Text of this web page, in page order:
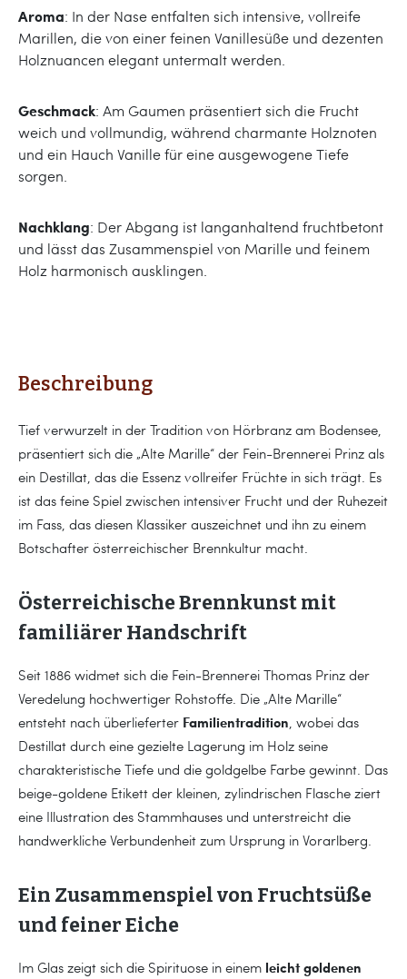
Aroma: In der Nase entfalten sich intensive, vollreife
Marillen, die von einer feinen Vanillesüße und dezenten
Holznuancen elegant untermalt werden.
Geschmack: Am Gaumen präsentiert sich die Frucht
weich und vollmundig, während charmante Holznoten
und ein Hauch Vanille für eine ausgewogene Tiefe
sorgen.
Nachklang: Der Abgang ist langanhaltend fruchtbetont
und lässt das Zusammenspiel von Marille und feinem
Holz harmonisch ausklingen.
Beschreibung
Tief verwurzelt in der Tradition von Hörbranz am Bodensee,
präsentiert sich die „Alte Marille“ der Fein-Brennerei Prinz als
ein Destillat, das die Essenz vollreifer Früchte in sich trägt. Es
ist das feine Spiel zwischen intensiver Frucht und der Ruhezeit
im Fass, das diesen Klassiker auszeichnet und ihn zu einem
Botschafter österreichischer Brennkultur macht.
Österreichische Brennkunst mit
familiärer Handschrift
Seit 1886 widmet sich die Fein-Brennerei Thomas Prinz der
Veredelung hochwertiger Rohstoffe. Die „Alte Marille“
entsteht nach überlieferter Familientradition, wobei das
Destillat durch eine gezielte Lagerung im Holz seine
charakteristische Tiefe und die goldgelbe Farbe gewinnt. Das
beige-goldene Etikett der kleinen, zylindrischen Flasche ziert
eine Illustration des Stammhauses und unterstreicht die
handwerkliche Verbundenheit zum Ursprung in Vorarlberg.
Ein Zusammenspiel von Fruchtsüße
und feiner Eiche
Im Glas zeigt sich die Spirituose in einem leicht goldenen